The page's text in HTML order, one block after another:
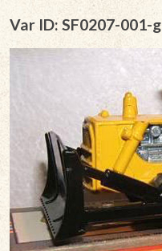
Var ID: SF0207-001-g